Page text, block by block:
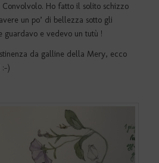
Ho fatto il solito schizzo
un po’ di bellezza sotto gli
e vedevo un tutù !
da galline della Mery, ecco
:-)